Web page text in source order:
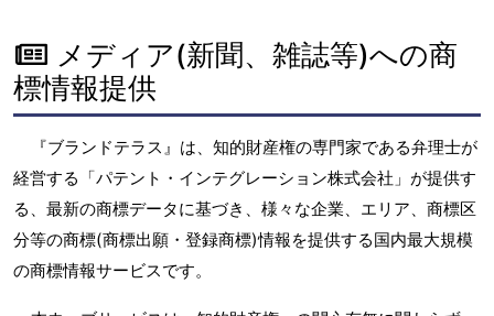
メディア(新聞、雑誌等)への商
標情報提供
『ブランドテラス』は、知的財産権の専門家である弁理士が
経営する「パテント・インテグレーション株式会社」が提供す
る、最新の商標データに基づき、様々な企業、エリア、商標区
分等の商標(商標出願・登録商標)情報を提供する国内最大規模
の商標情報サービスです。